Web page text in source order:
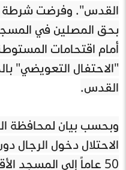
القدس". وفرضت شرطة
بحق المصلين في
أمام اقتحامات
"الاحتفال التعويضي"
القدس.
وبحسب بيان لمحافظة
50 عاماً إلى المسجد